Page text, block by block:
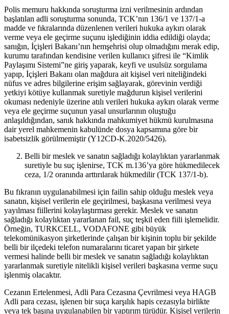
Polis memuru hakkında soruşturma izni verilmesinin ardından
başlatılan adli soruşturma sonunda, TCK’nın 136/1 ve 137/1-a
madde ve fıkralarında düzenlenen verileri hukuka aykırı olarak
verme veya ele geçirme suçunu işlediğinin iddia edildiği olayda;
sanığın, İçişleri Bakanı’nın hemşehrisi olup olmadığını merak edip,
kurumu tarafından kendisine verilen kullanıcı şifresi ile “Kimlik
Paylaşımı Sistemi”ne giriş yaparak, keyfi ve usulsüz sorgulama
yapıp, İçişleri Bakanı olan mağdura ait kişisel veri niteliğindeki
nüfus ve adres bilgilerine erişim sağlayarak, görevinin verdiği
yetkiyi kötüye kullanmak suretiyle mağdurun kişisel verilerini
okuması nedeniyle üzerine atılı verileri hukuka aykırı olarak verme
veya ele geçirme suçunun yasal unsurlarının oluştuğu
anlaşıldığından, sanık hakkında mahkumiyet hükmü kurulmasına
dair yerel mahkemenin kabulünde dosya kapsamına göre bir
isabetsizlik görülmemiştir (Y12CD-K.2020/5426).
Belli bir meslek ve sanatın sağladığı kolaylıktan yararlanmak
suretiyle bu suç işlenirse, TCK m.136’ya göre hükmedilecek
ceza, 1/2 oranında arttırılarak hükmedilir (TCK 137/1-b).
Bu fıkranın uygulanabilmesi için failin sahip olduğu meslek veya
sanatın, kişisel verilerin ele geçirilmesi, başkasına verilmesi veya
yayılması fiillerini kolaylaştırması gerekir. Meslek ve sanatın
sağladığı kolaylıktan yararlanan fail, suç teşkil eden fiili işlemelidir.
Örneğin, TURKCELL, VODAFONE gibi büyük
telekomünikasyon şirketlerinde çalışan bir kişinin toplu bir şekilde
belli bir ilçedeki telefon numaralarını ticaret yapan bir şirkete
vermesi halinde belli bir meslek ve sanatın sağladığı kolaylıktan
yararlanmak suretiyle nitelikli kişisel verileri başkasına verme suçu
işlenmiş olacaktır.
Cezanın Ertelenmesi, Adli Para Cezasına Çevrilmesi veya HAGB
Adli para cezası, işlenen bir suça karşılık hapis cezasıyla birlikte
veya tek başına uygulanabilen bir yaptırım türüdür. Kişisel verilerin